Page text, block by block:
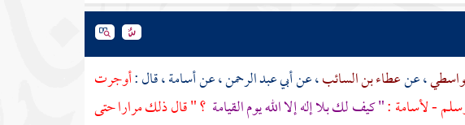
، عنعطاء بن السائب، عنأبي عبد الرحمن، عنأسامة، قال :أوجرت
-لأسامة:" كيف لك بلا إله إلا الله يوم القيامة ؟ " قال ذلك مرارا حتى